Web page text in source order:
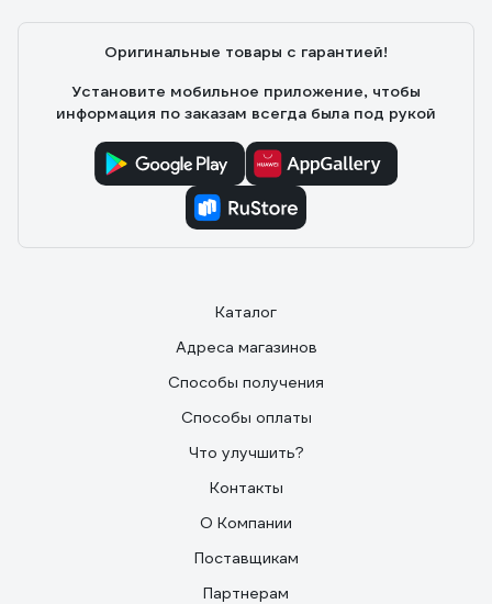
Оригинальные товары с гарантией!
Установите мобильное приложение, чтобы
информация по заказам всегда была под рукой
Каталог
Адреса магазинов
Способы получения
Способы оплаты
Что улучшить?
Контакты
О Компании
Поставщикам
Партнерам